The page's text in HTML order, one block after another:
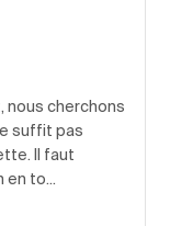
nous cherchons
suffit pas
Il faut
en to...